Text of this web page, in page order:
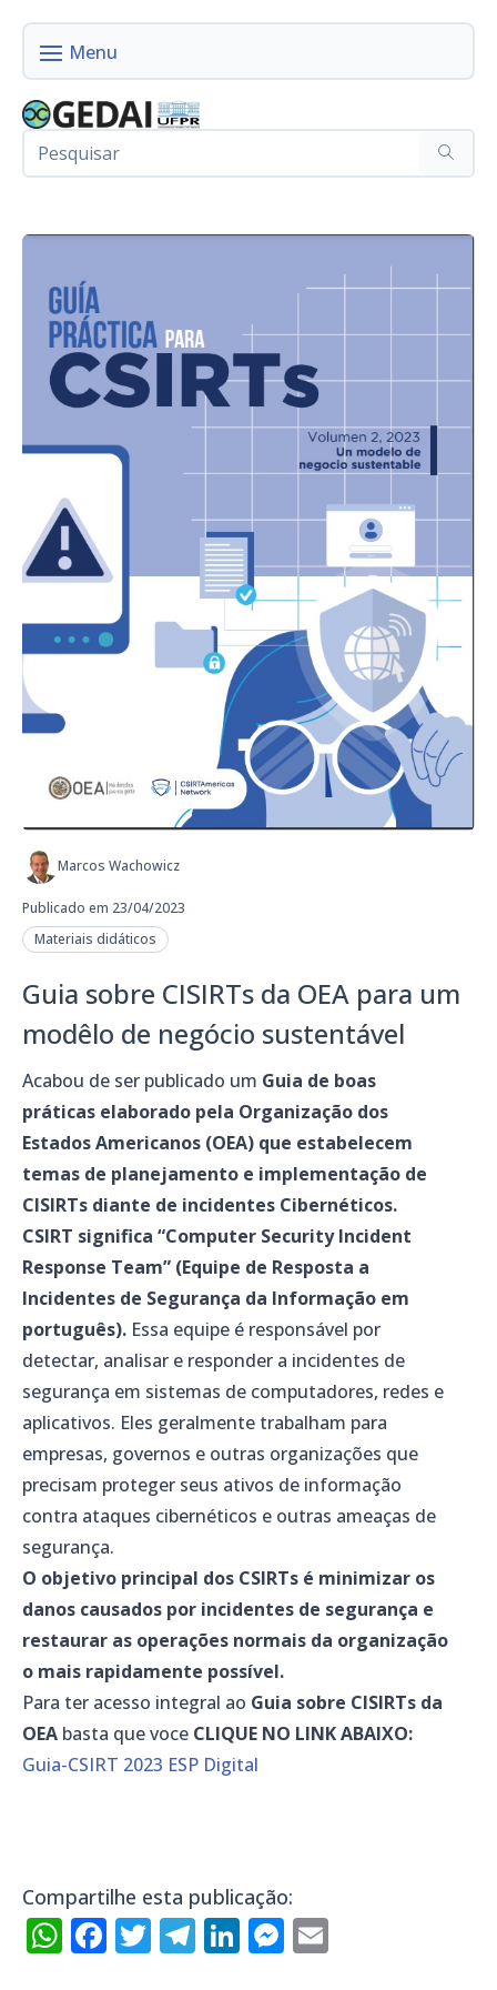
Marcos Wachowicz
Publicado em 23/04/2023
Materiais didáticos
Guia sobre CISIRTs da OEA para um
modêlo de negócio sustentável
Acabou de ser publicado um Guia de boas
práticas elaborado pela Organização dos
Estados Americanos (OEA) que estabelecem
temas de planejamento e implementação de
CISIRTs diante de incidentes Cibernéticos.
CSIRT significa “Computer Security Incident
Response Team” (Equipe de Resposta a
Incidentes de Segurança da Informação em
português). Essa equipe é responsável por
detectar, analisar e responder a incidentes de
segurança em sistemas de computadores, redes e
aplicativos. Eles geralmente trabalham para
empresas, governos e outras organizações que
precisam proteger seus ativos de informação
contra ataques cibernéticos e outras ameaças de
segurança.
O objetivo principal dos CSIRTs é minimizar os
danos causados ​​por incidentes de segurança e
restaurar as operações normais da organização
o mais rapidamente possível.
Para ter acesso integral ao Guia sobre CISIRTs da
OEA basta que voce CLIQUE NO LINK ABAIXO:
Guia-CSIRT 2023 ESP Digital
Compartilhe esta publicação:
WhatsApp
Facebook
Twitter
Telegram
LinkedIn
Messenger